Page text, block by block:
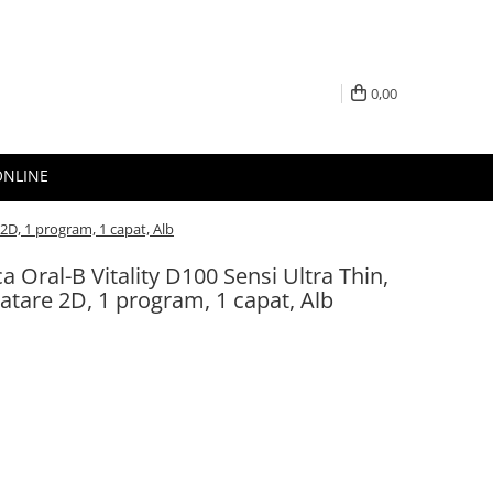
0,00
1 program, 1 capat, Alb
Oral-B Vitality D100 Sensi Ultra Thin,
2D, 1 program, 1 capat, Alb